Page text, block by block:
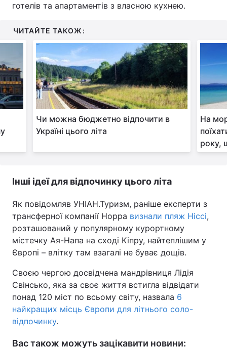
готелів та апартаментів з власною кухнею.
ЧИТАЙТЕ ТАКОЖ:
Чи можна бюджетно відпочити в
Україні цього літа
На
року,
Інші ідеї для відпочинку цього літа
Як повідомляв УНІАН.Туризм, раніше експерти з
трансферної компанії Hoppa визнали пляж Ніссі,
розташований у популярному курортному
містечку Ая-Напа на сході Кіпру, найтеплішим у
Європі – влітку там взагалі не буває дощів.
Своєю чергою досвідчена мандрівниця Лідія
Свінсько, яка за своє життя встигла відвідати
понад 120 міст по всьому світу, назвала 6
найкращих місць Європи для літнього соло-
відпочинку.
Вас також можуть зацікавити новини: